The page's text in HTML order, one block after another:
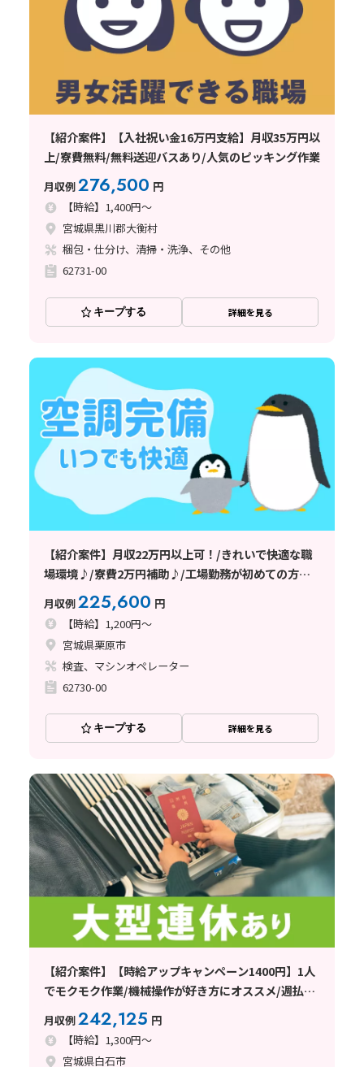
【紹介案件】【入社祝い金16万円支給】月収35万円以
上/寮費無料/無料送迎バスあり/人気のピッキング作業
月収例276,500 円
【時給】1,400円～
宮城県黒川郡大衡村
梱包・仕分け、清掃・洗浄、その他
62731-00
キープする 詳細を見る
【紹介案件】月収22万円以上可！/きれいで快適な職
場環境♪/寮費2万円補助♪/工場勤務が初めての方も
大歓迎です★
月収例225,600 円
【時給】1,200円～
宮城県栗原市
検査、マシンオペレーター
62730-00
キープする 詳細を見る
【紹介案件】【時給アップキャンペーン1400円】1人
でモクモク作業/機械操作が好き方にオススメ/週払い
月収例242,125 円
【時給】1,300円～
宮城県白石市